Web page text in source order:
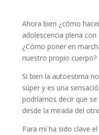
Ahora bien ¿cómo
adolescencia plena
¿Cómo poner en
nuestro propio cuerpo?
Si bien la autoestima
súper y es una
podríamos decir que
desde la mirada del
Para mí ha sido clave